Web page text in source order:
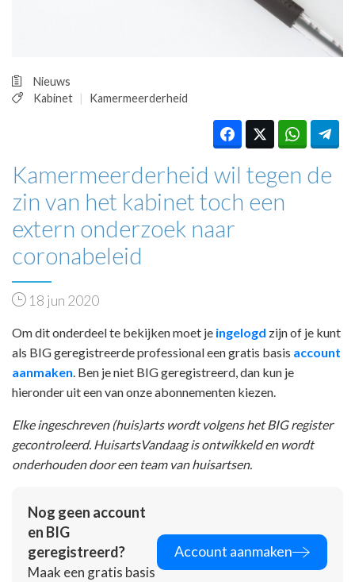
MEDISCHE VAKHANDEL
Nieuws
Kabinet
Kamermeerderheid
Kamermeerderheid wil tegen de
zin van het kabinet toch een
extern onderzoek naar
coronabeleid
18 jun 2020
Om dit onderdeel te bekijken moet je ingelogd zijn of je kunt
als BIG geregistreerde professional een gratis basis account
aanmaken. Ben je niet BIG geregistreerd, dan kun je
hieronder uit een van onze abonnementen kiezen.
Elke ingeschreven (huis)arts wordt volgens het BIG register
gecontroleerd. HuisartsVandaag is ontwikkeld en wordt
onderhouden door een team van huisartsen.
Nog geen account
en BIG
geregistreerd?
Maak een gratis basis
Account aanmaken